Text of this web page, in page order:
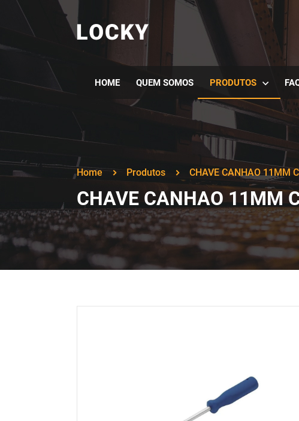
HOME QUEM SOMOS PRODUTOS
Home Produtos CHAVE CANHAO 11MM
CHAVE CANHAO 11MM